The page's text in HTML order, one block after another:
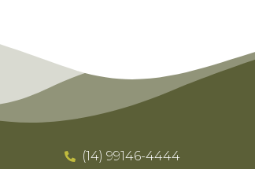
(14) 99146-4444